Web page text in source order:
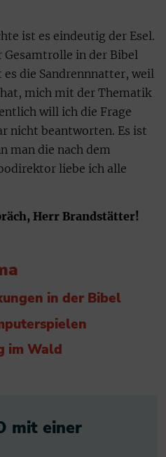
ist es eindeutig der Esel.
Gesamtrolle in der Bibel
die Sandrennnatter, weil
mich mit der Thematik
will ich die Frage
nicht beantworten. Es ist
man die nach dem
liebe ich alle
Herr Brandstätter!
in der Bibel
im Wald
mit einer